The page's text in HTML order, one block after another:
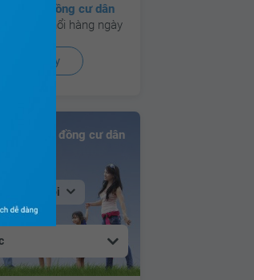
130 cộng đồng cư dân
động sôi nổi hàng ngày
Xem ngay
Cộng đồng cư dân
Tại Hà Nội